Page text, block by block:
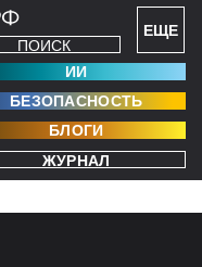
ЕЩЕ
ПОИСК
ИИ
БЕЗОПАСНОСТЬ
БЛОГИ
ЖУРНАЛ